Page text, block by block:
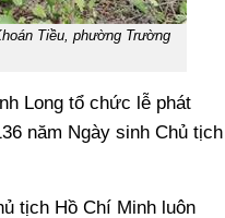
Tiều, phường Trường
Long tổ chức lễ phát
năm Ngày sinh Chủ tịch
tịch Hồ Chí Minh luôn